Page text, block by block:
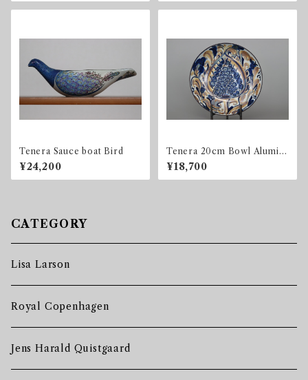
Tenera Sauce boat Bird
¥24,200
Tenera 20cm Bowl Alumini
a / Royal Copenhagen
¥18,700
CATEGORY
Lisa Larson
Royal Copenhagen
Jens Harald Quistgaard